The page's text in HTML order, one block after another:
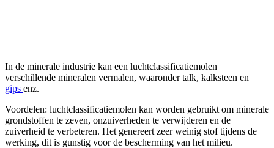
In de minerale industrie kan een luchtclassificatiemolen
verschillende mineralen vermalen, waaronder talk, kalksteen en
gips enz.
Voordelen: luchtclassificatiemolen kan worden gebruikt om minerale
grondstoffen te zeven, onzuiverheden te verwijderen en de
zuiverheid te verbeteren. Het genereert zeer weinig stof tijdens de
werking, dit is gunstig voor de bescherming van het milieu.